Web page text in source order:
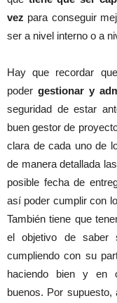
vez para conseguir
ser a nivel interno o a
Hay que recordar
poder gestionar y
seguridad de estar
buen gestor de
clara de cada uno de
de manera detallada
posible fecha de
así poder cumplir con
También tiene que
el objetivo de saber
cumpliendo con su
haciendo bien y en
buenos. Por